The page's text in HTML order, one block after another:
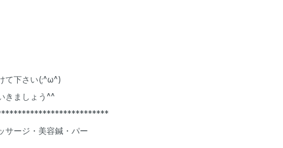
て下さい(;^ω^)
きましょう^^
サージ・美容鍼・パー